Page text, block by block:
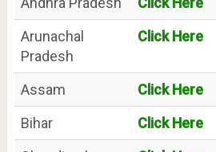
Arunachal
Pradesh
Click Here
Assam
Click Here
Bihar
Click Here